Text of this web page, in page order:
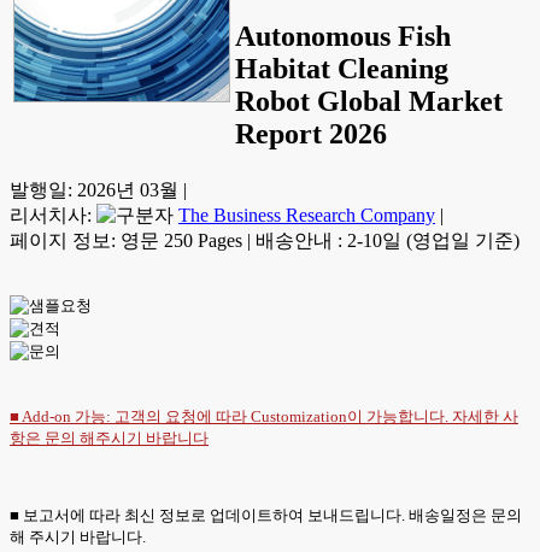
Autonomous Fish
Habitat Cleaning
Robot Global Market
Report 2026
발행일: 2026년 03월 |
리서치사:
The Business Research Company |
페이지 정보: 영문 250 Pages | 배송안내 : 2-10일 (영업일 기준)
■ Add-on 가능: 고객의 요청에 따라 Customization이 가능합니다. 자세한 사
항은 문의 해주시기 바랍니다
■ 보고서에 따라 최신 정보로 업데이트하여 보내드립니다. 배송일정은 문의
해 주시기 바랍니다.